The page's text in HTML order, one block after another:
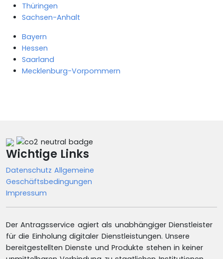
Thüringen
Sachsen-Anhalt
Bayern
Hessen
Saarland
Mecklenburg-Vorpommern
Wichtige Links
DatenschutzAllgemeine
Geschäftsbedingungen
Impressum
Der Antragsservice agiert als unabhängiger Dienstleister
für die Einholung digitaler Dienstleistungen. Unsere
bereitgestellten Dienste und Produkte stehen in keiner